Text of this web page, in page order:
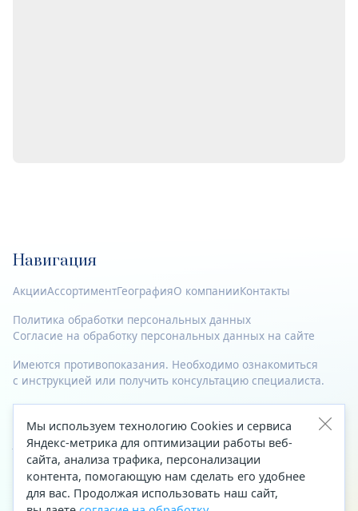
Навигация
АкцииАссортиментГеографияО компанииКонтакты
Политика обработки персональных данных
Согласие на обработку персональных данных на сайте
Имеются противопоказания. Необходимо ознакомиться
с инструкцией или получить консультацию специалиста.
© 2023—2026 Все права защищены.
Адрес
Архангельск, ул. Папанина, д. 19 (вход в здание со стороны
автоцентра «Тойота»)
Мы используем технологию Cookies и сервиса
Яндекс-метрика для оптимизации работы веб-
сайта, анализа трафика, персонализации
контента, помогающую нам сделать его удобнее
для вас. Продолжая использовать наш сайт,